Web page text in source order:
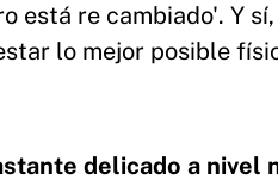
está re cambiado'. Y
lo mejor posible
delicado a nivel